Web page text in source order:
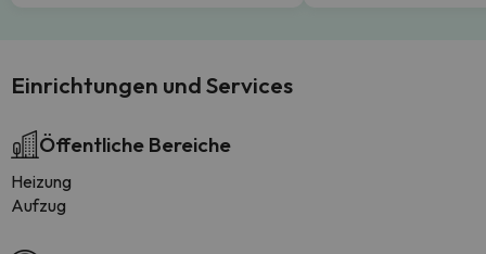
Einrichtungen und Services
Öffentliche Bereiche
Heizung
Aufzug